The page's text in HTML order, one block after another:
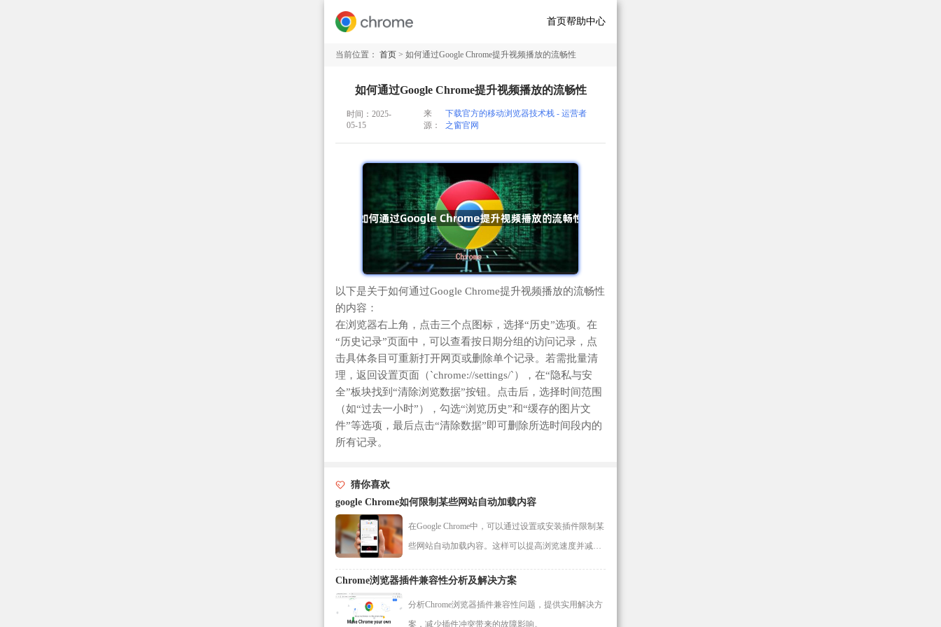
首页帮助中心
当前位置： 首页 > 如何通过Google Chrome提升视频播放的流畅性
如何通过Google Chrome提升视频播放的流畅性
时间：2025-
05-15
来
源：
下载官方的移动浏览器技术栈 - 运营者
之窗官网
以下是关于如何通过Google Chrome提升视频播放的流畅性
的内容：
在浏览器右上角，点击三个点图标，选择“历史”选项。在
“历史记录”页面中，可以查看按日期分组的访问记录，点
击具体条目可重新打开网页或删除单个记录。若需批量清
理，返回设置页面（`chrome://settings/`），在“隐私与安
全”板块找到“清除浏览数据”按钮。点击后，选择时间范围
（如“过去一小时”），勾选“浏览历史”和“缓存的图片文
件”等选项，最后点击“清除数据”即可删除所选时间段内的
所有记录。
猜你喜欢
google Chrome如何限制某些网站自动加载内容
在Google Chrome中，可以通过设置或安装插件限制某
些网站自动加载内容。这样可以提高浏览速度并减少
Chrome浏览器插件兼容性分析及解决方案
分析Chrome浏览器插件兼容性问题，提供实用解决方
案，减少插件冲突带来的故障影响。